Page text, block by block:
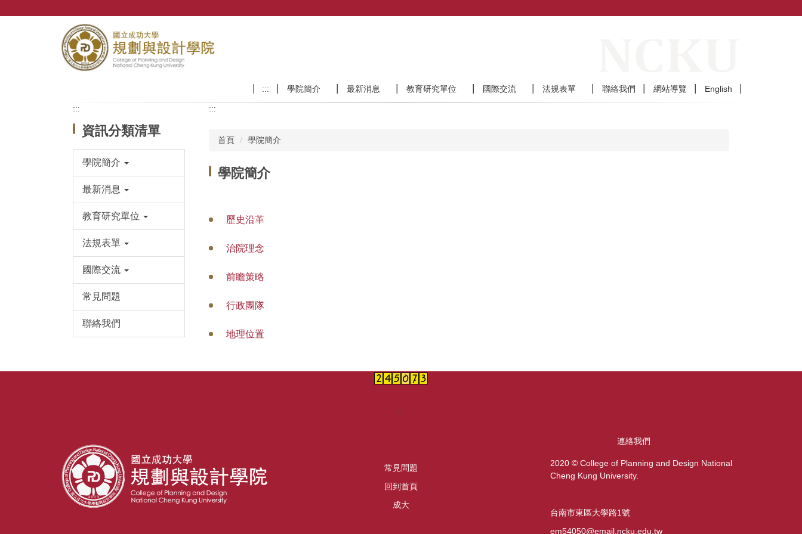
::: 學院簡介 最新消息 教育研究單位 國際交流 法規表單 聯絡我們 網站導覽 English
:::
資訊分類清單
學院簡介
最新消息
教育研究單位
法規表單
國際交流
常見問題
聯絡我們
:::
首頁 學院簡介
學院簡介
歷史沿革
治院理念
前瞻策略
行政團隊
地理位置
:::
常見問題
回到首頁
成大
連絡我們
2020 © College of Planning and Design National
Cheng Kung University.
台南市東區大學路1號
em54050@email.ncku.edu.tw